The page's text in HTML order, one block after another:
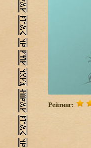
Рейтинг: